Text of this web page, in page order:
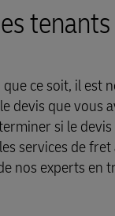
portails
ce soit, il est
devis que vous
si le
services de
nos experts en